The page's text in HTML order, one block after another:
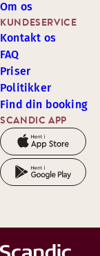
SCANDIC APP
KUNDESERVICE
Kontakt os
FAQ
Priser
Politikker
Find din booking
Om os